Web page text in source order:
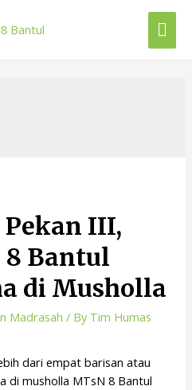
Pekan III,
8 Bantul
di Musholla
Madrasah / By Tim Humas
dari empat barisan atau
di musholla MTsN 8 Bantul